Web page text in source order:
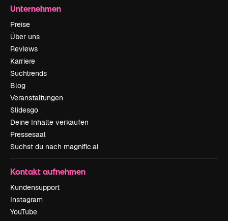
Unternehmen
Preise
Über uns
Reviews
Karriere
Suchtrends
Blog
Veranstaltungen
Slidesgo
Deine Inhalte verkaufen
Pressesaal
Suchst du nach magnific.ai
Kontakt aufnehmen
Kundensupport
Instagram
YouTube